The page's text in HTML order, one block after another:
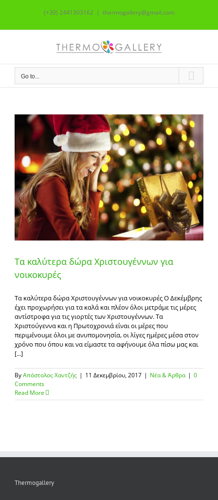
(+30) 2441303162 | thermogallery@gmail.com
Go to...
Τα καλύτερα δώρα Χριστουγέννων για
νοικοκυρές
Τα καλύτερα δώρα Χριστουγέννων για νοικοκυρές Ο Δεκέμβρης
έχει προχωρήσει για τα καλά και πλέον όλοι μετράμε τις μέρες
αντίστροφα για τις γιορτές των Χριστουγέννων. Τα
Χριστούγεννα και η Πρωτοχρονιά είναι οι μέρες που
περιμένουμε όλοι με ανυπομονησία, οι λίγες ημέρες μέσα στον
χρόνο που όπου και να είμαστε τα αφήνουμε όλα πίσω μας και
[...]
ByΑπόστολος Χαντζής | 11 Δεκεμβρίου, 2017 | Νέα & Άρθρα | 0
Comments
Read More
Thermogallery